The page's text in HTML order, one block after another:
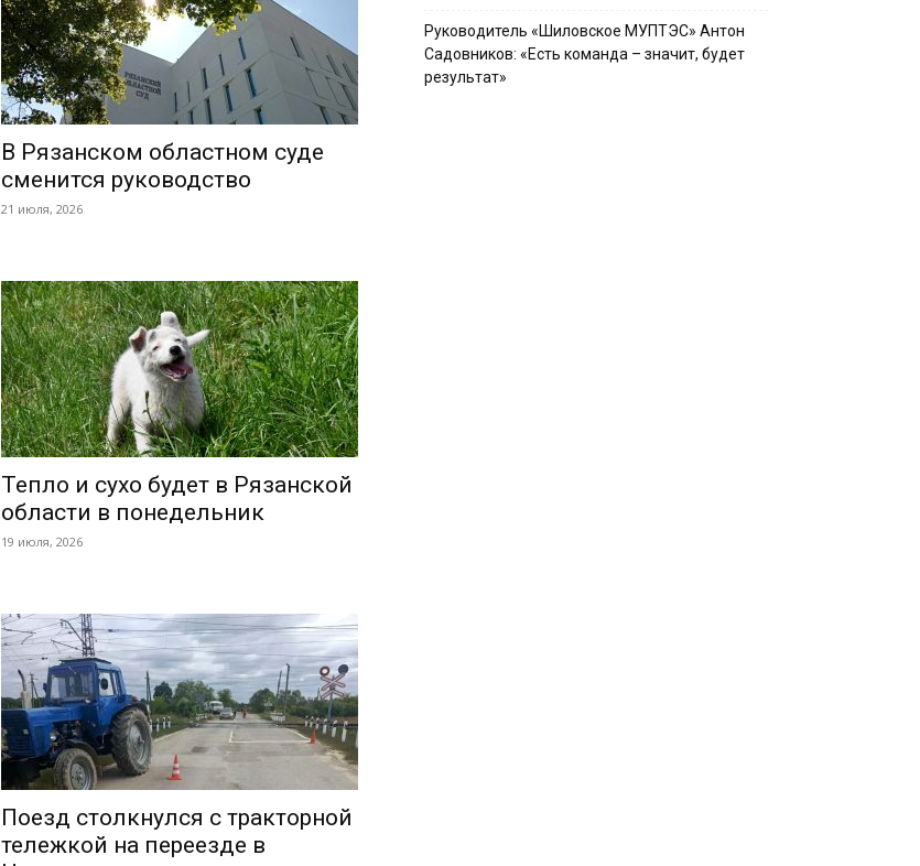
В Рязанском областном суде
сменится руководство
21 июля, 2026
Тепло и сухо будет в Рязанской
области в понедельник
19 июля, 2026
Поезд столкнулся с тракторной
тележкой на переезде в
Руководитель «Шиловское МУПТЭС» Антон
Садовников: «Есть команда – значит, будет
результат»